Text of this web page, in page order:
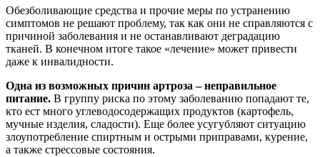
Обезболивающие средства и прочие меры по устранению
симптомов не решают проблему, так как они не справляются с
причиной заболевания и не останавливают деградацию
тканей. В конечном итоге такое «лечение» может привести
даже к инвалидности.
Одна из возможных причин артроза – неправильное
питание. В группу риска по этому заболеванию попадают те,
кто ест много углеводосодержащих продуктов (картофель,
мучные изделия, сладости). Еще более усугубляют ситуацию
злоупотребление спиртным и острыми приправами, курение,
а также стрессовые состояния.